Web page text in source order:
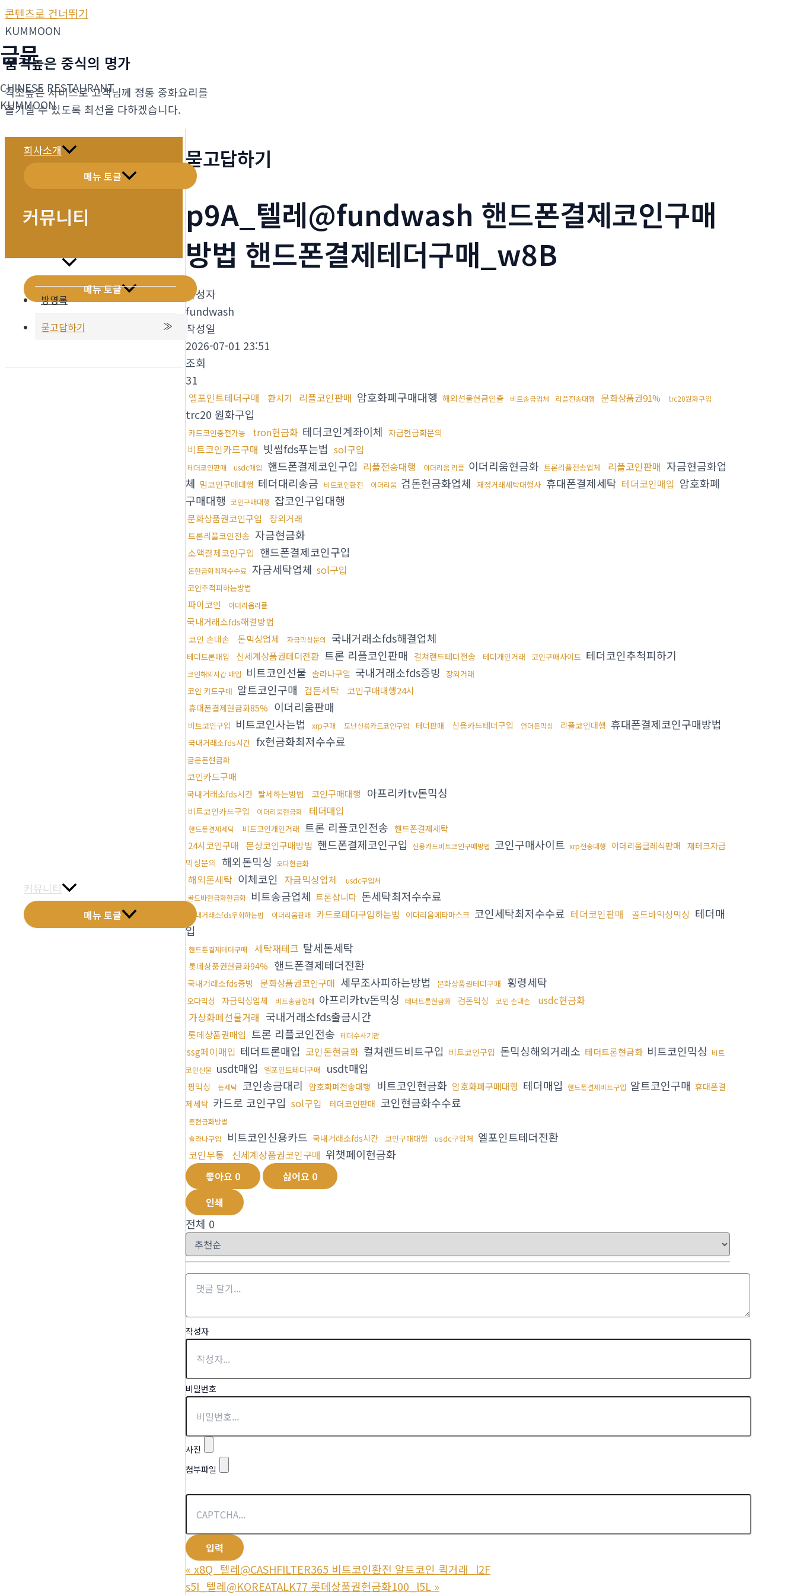
콘텐츠로 건너뛰기
금문
CHINESE RESTAURANT
KUMMOON
회사소개
메뉴 토글
메뉴소개
메뉴 토글
커뮤니티
메뉴 토글
KUMMOON
품격높은 중식의 명가
격조높은 서비스로 고객님께 정통 중화요리를
즐기실 수 있도록 최선을 다하겠습니다.
커뮤니티
방명록
묻고답하기
묻고답하기
p9A_텔레@fundwash 핸드폰결제코인구매
방법 핸드폰결제테더구매_w8B
작성자
fundwash
작성일
2026-07-01 23:51
조회
31
엘포인트테더구매 환치기 리플코인판매 암호화폐구매대행 해외선물현금인출 비트송금업체 리플전송대행 문화상품권91% trc20원화구입
trc20 원화구입
카드코인충전가능 tron현금화 테더코인계좌이체 자금현금화문의
비트코인카드구매 빗썸fds푸는법 sol구입
테더코인판매 usdc매입 핸드폰결제코인구입 리플전송대행 이더리움 리플 이더리움현금화 트론리플전송업체 리플코인판매 자금현금화업
체 밈코인구매대행 테더대리송금 비트코인환전 이더리움 검돈현금화업체 재정거래세탁대행사 휴대폰결제세탁 테더코인매입 암호화폐
구매대행 코인구매대행 잡코인구입대행
문화상품권코인구입 장외거래
트론리플코인전송 자금현금화
소액결제코인구입 핸드폰결제코인구입
돈현금화최저수수료 자금세탁업체 sol구입
코인추적피하는방법
파이코인 이더리움리플
국내거래소fds해결방법
코인 손대손 돈믹싱업체 자금믹싱문의 국내거래소fds해결업체
테더트론매입 신세계상품권테더전환 트론 리플코인판매 컬쳐랜드테더전송 테더개인거래 코인구매사이트 테더코인추척피하기
코인해외지갑 매입 비트코인선물 솔라나구입 국내거래소fds증빙 장외거래
코인 카드구매 알트코인구매 검돈세탁 코인구매대행24시
휴대폰결제현금화85% 이더리움판매
비트코인구입 비트코인사는법 xrp구매 도난신용카드코인구입 테더판매 신용카드테더구입 언더돈믹싱 리플코인대행 휴대폰결제코인구매방법
국내거래소fds시간 fx현금화최저수수료
금은돈현금화
코인카드구매
국내거래소fds시간 탈세하는방법 코인구매대행 아프리카tv돈믹싱
비트코인카드구입 이더리움현금화 테더매입
핸드폰결제세탁 비트코인개인거래 트론 리플코인전송 핸드폰결제세탁
24시코인구매 문상코인구매방법 핸드폰결제코인구입 신용카드비트코인구매방법 코인구매사이트 xrp전송대행 이더리움클레식판매 재테크자금
믹싱문의 해외돈믹싱 오다현금화
해외돈세탁 이체코인 자금믹싱업체
usdc구입처
골드바현금화현금화 비트송금업체 트론삽니다 돈세탁최저수수료
국내거래소fds우회하는법 이더리움판매 카드로테더구입하는법 이더리움메타마스크 코인세탁최저수수료 테더코인판매 골드바믹싱믹싱 테더매
입
핸드폰결제테더구매 세탁재테크 탈세돈세탁
롯데상품권현금화94% 핸드폰결제테더전환
국내거래소fds증빙 문화상품권코인구매 세무조사피하는방법 문화상품권테더구매 횡령세탁
오다믹싱 자금믹싱업체 비트송금업체 아프리카tv돈믹싱 테더트론현금화 검돈믹싱 코인 손대손
usdc현금화
가상화폐선물거래 국내거래소fds출금시간
롯데상품권매입 트론 리플코인전송 테더수사기관
ssg페이매입 테더트론매입 코인돈현금화 컬쳐랜드비트구입 비트코인구입 돈믹싱해외거래소 테더트론현금화 비트코인믹싱 비트
코인선물 usdt매입 엘포인트테더구매 usdt매입
핑믹싱 돈세탁 코인송금대리 암호화폐전송대행 비트코인현금화 암호화폐구매대행 테더매입 핸드폰결제비트구입 알트코인구매 휴대폰결
제세탁 카드로 코인구입 sol구입 테더코인판매 코인현금화수수료
돈현금화방법
솔라나구입
비트코인신용카드 국내거래소fds시간 코인구매대행 usdc구입처 엘포인트테더전환
코인무통 신세계상품권코인구매 위챗페이현금화
좋아요 0 싫어요 0
인쇄
전체 0
작성자
비밀번호
사진
첨부파일
« x8Q_텔레@CASHFILTER365 비트코인환전 알트코인 퀵거래_l2F
s5I_텔레@KOREATALK77 롯데상품권현금화100_l5L »